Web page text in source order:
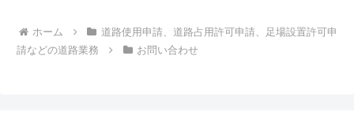
ホーム
道路使用申請、道路占用許可申請、足場設置許可申
請などの道路業務
お問い合わせ